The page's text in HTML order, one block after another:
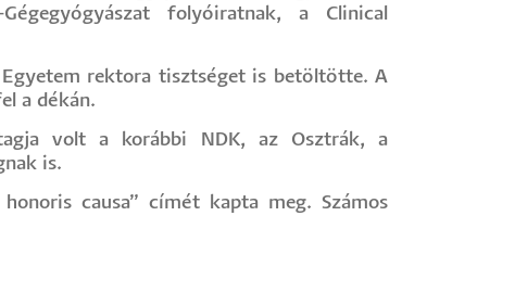
folyóiratnak, a Clinical
rektora tisztséget is betöltötte. A
a dékán.
volt a korábbi NDK, az Osztrák, a
is.
causa” címét kapta meg. Számos